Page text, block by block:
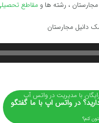
، رشته ها و مقاطع
دانیل مجارستان
با مدیریت در واتس آپ
در واتس اپ با ما گفتگو
کنم؟